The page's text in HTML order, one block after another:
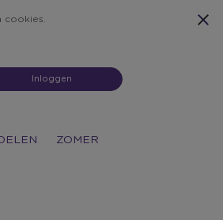
cookies.
Inloggen
ZOMER